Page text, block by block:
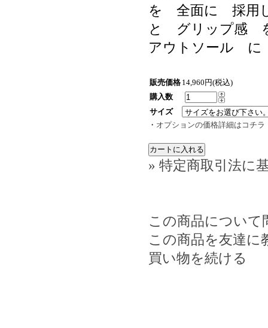
を 全面に 採用
と グリップ感
アウトソール に
販売価格 14,960円(税込)
購入数
サイズ
・ オプションの価格詳細はコチラ
» 特定商取引法に
この商品について
この商品を友達に
買い物を続ける